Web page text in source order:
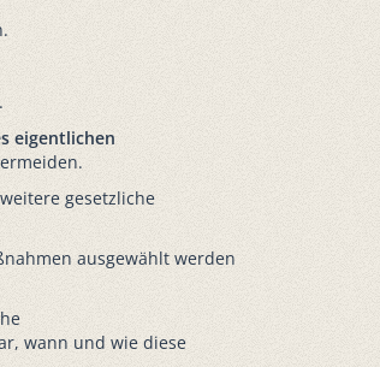
eigentlichen
gesetzliche
ausgewählt werden
wann und wie diese